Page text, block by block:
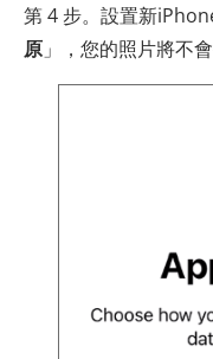
第 4 步。設置新
原 」，您的照片將不會